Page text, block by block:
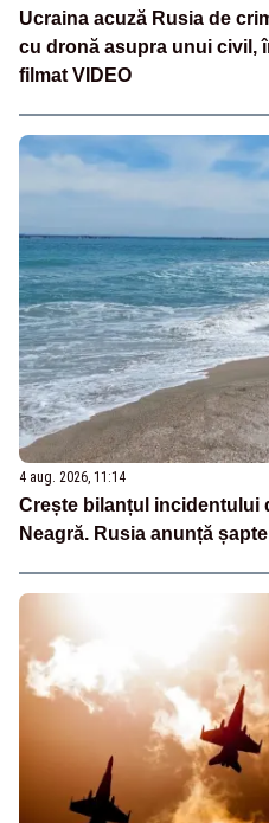
Ucraina acuză Rusia de
cu dronă asupra unui civil,
filmat VIDEO
4 aug. 2026, 11:14
Crește bilanțul incidentului
Neagră. Rusia anunță